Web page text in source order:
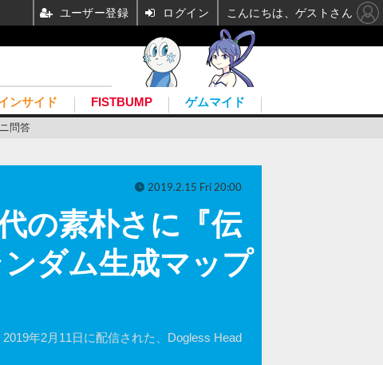
問答
ンサイド FISTBUMP ゲムマイド
の素朴さに『伝
ダム生成マップ
年2月11日に配信された、Dogless Head
2019.2.15 Fri 20:00
ユーザー登録 ログイン こんにちは、ゲストさん